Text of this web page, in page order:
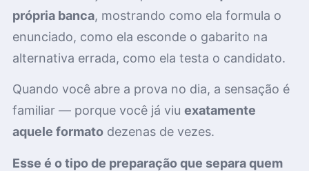
própria banca, mostrando como ela formula o
enunciado, como ela esconde o gabarito na
alternativa errada, como ela testa o candidato.
Quando você abre a prova no dia, a sensação é
familiar — porque você já viu exatamente
aquele formatodezenas de vezes.
Esse é o tipo de preparação que separa quem